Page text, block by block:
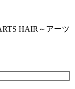
HAIR～アーツ